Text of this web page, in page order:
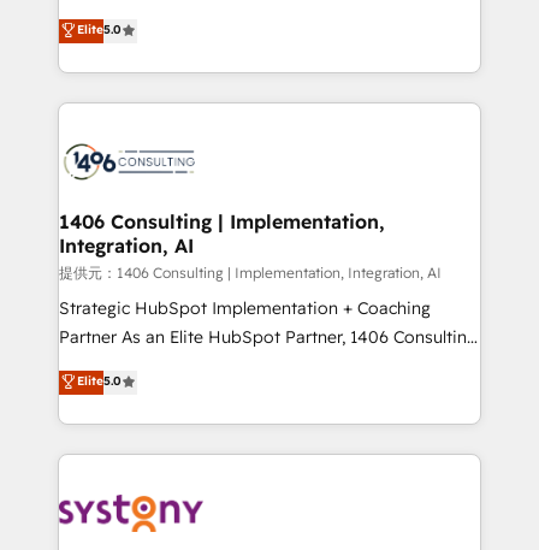
Inbound Campaign of the Year 🏆 Gold AVA Digital
Award for Best Website 🌟 Accreditations: CRM
expertise across Latin America and Southern
Europe, with teams across 7 countries. Born in Chile,
we combine local insight with international reach to
help businesses grow through technology, creativity,
500+ HubSpot implementations, building end-to-
inbound and loop marketing, content, and digital
creativity. Our multicultural team works in Spanish,
Portuguese, and English to design scalable strategies
that drive measurable growth. 🌎 Highlights: • 10+
years as a HubSpot partner. • 2023 Impact Awards:
Year LATAM 2022, 2023, 2024, 2025. • Partner of the
Year 2024. • Organizer of Aliados.ai (AI, marketing &
you grow faster, smarter, and with impact.
Elite5.0
1406 Consulting | Implementation,
Integration, AI
提供元：1406 Consulting | Implementation, Integration, AI
Strategic HubSpot Implementation + Coaching
Partner As an Elite HubSpot Partner, 1406 Consulting
helps mid-market revenue teams transform how
they sell, market, and serve. We don't just build your
HubSpot—we teach your team to own it, then stay
to help you keep winning. What We Do ⚙️ CRM
Data & Content 📈 Sales & Marketing Alignment +
Elite5.0